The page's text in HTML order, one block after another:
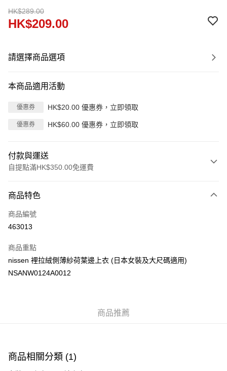
HK$289.00
HK$209.00
請選擇商品選項
本商品適用活動
優惠券 HK$20.00 優惠券，立即領取
優惠券 HK$60.00 優惠券，立即領取
付款與運送
自提點滿HK$350.00免運費
信用卡
Apple Pay
PayMe
WeChat Pay
付款後順豐站及營業點
每筆HK$40.00，滿HK$350.00或以上免運費
商品特色
商品編號
463013
商品重點
nissen 裡拉絨側薄紗荷葉邊上衣 (日本女裝及大尺碼適用)
NSANW0124A0012
商品推薦
商品相關分類 (1)